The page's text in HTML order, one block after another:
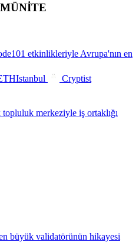
etkinlikleriyle Avrupa'nın en
Cryptist
merkeziyle iş ortaklığı
büyük validatörünün hikayesi